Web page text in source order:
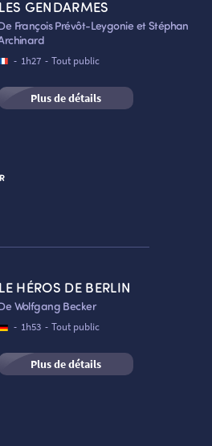
VF
: Salle n°2
une place
LES GENDARMES
François Prévôt-Leygonie et Stéphan
- 1h27 - Tout public
Plus de détails
VF
: Salle 2
une place
LE HÉROS DE BERLIN
Wolfgang Becker
- 1h53 - Tout public
Plus de détails